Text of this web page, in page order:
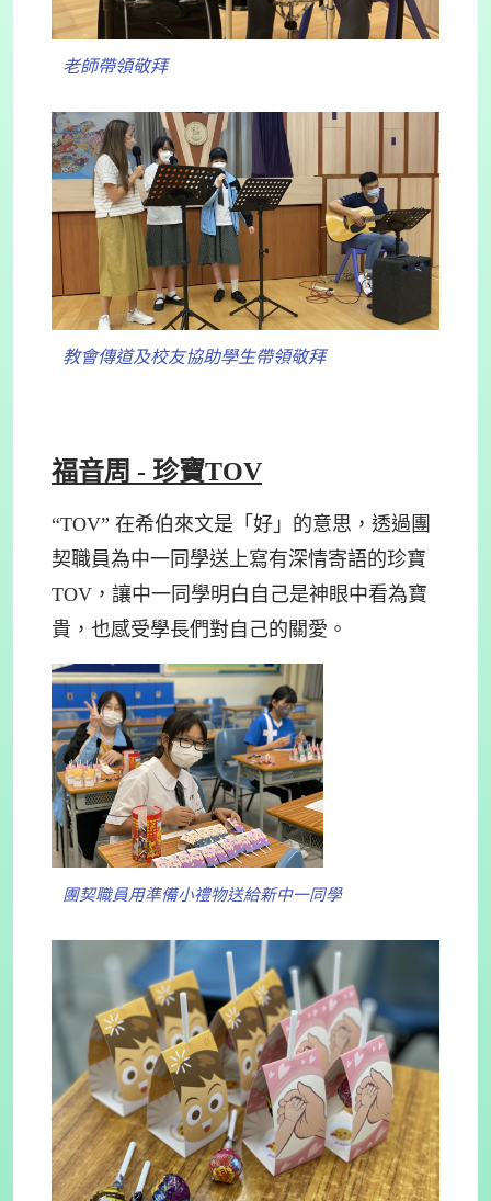
老師帶領敬拜
教會傳道及校友協助學生帶領敬拜
福音周 - 珍寶TOV
“TOV” 在希伯來文是「好」的意思，透過團
契職員為中一同學送上寫有深情寄語的珍寶
TOV，讓中一同學明白自己是神眼中看為寶
貴，也感受學長們對自己的關愛。
團契職員用準備小禮物送給新中一同學